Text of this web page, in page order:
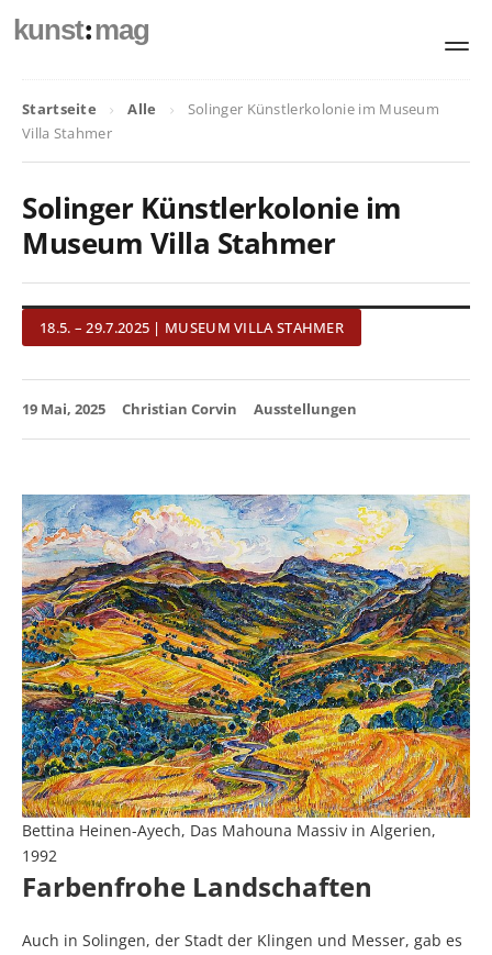
kunst:mag
Startseite Alle
Solinger Künstlerkolonie im Museum
Villa Stahmer
Solinger Künstlerkolonie im
Museum Villa Stahmer
18.5. – 29.7.2025 | MUSEUM VILLA STAHMER
19 Mai, 2025 Christian Corvin Ausstellungen
Bettina Heinen-Ayech, Das Mahouna Massiv in Algerien,
1992
Farbenfrohe Landschaften
Auch in Solingen, der Stadt der Klingen und Messer, gab es